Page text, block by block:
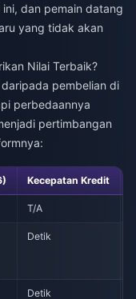
dan pemain datang
yang tidak akan
Nilai Terbaik?
pembelian di
perbedaannya
pertimbangan
Kecepatan Kredit
T/A
Detik
Detik